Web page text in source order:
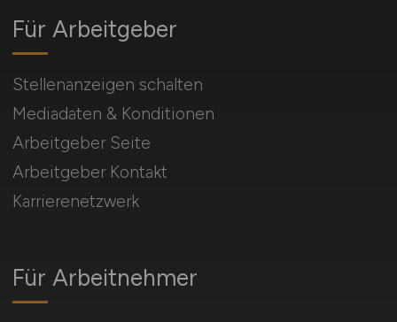
Für Arbeitnehmer
Für Arbeitgeber
Stellenanzeigen schalten
Mediadaten & Konditionen
Arbeitgeber Seite
Arbeitgeber Kontakt
Karrierenetzwerk